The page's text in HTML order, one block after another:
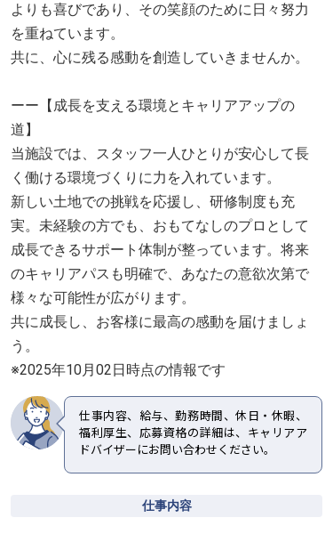
よりも喜びであり、その笑顔のために日々努力
を重ねています。
共に、心に残る感動を創造していきませんか。
ーー【成長を支える環境とキャリアアップの
道】
当施設では、スタッフ一人ひとりが安心して長
く働ける環境づくりに力を入れています。
新しい土地での挑戦を応援し、研修制度も充
実。未経験の方でも、おもてなしのプロとして
成長できるサポート体制が整っています。将来
のキャリアパスも明確で、あなたの意欲次第で
様々な可能性が広がります。
共に成長し、お客様に最高の感動を届けましょ
う。
※2025年10月02日時点の情報です
仕事内容、給与、勤務時間、休日・休暇、
福利厚生、応募資格の詳細は、キャリアア
ドバイザーにお問い合わせください。
仕事内容